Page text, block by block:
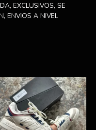
EXCLUSIVOS, SE
ENVIOS A NIVEL